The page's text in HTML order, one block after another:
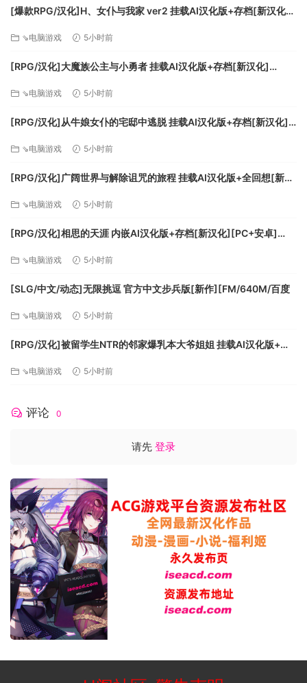
[爆款RPG/汉化]H、女仆与我家 ver2 挂载AI汉化版+存档[新汉化]
⇘电脑游戏 5小时前
[RPG/汉化]大魔族公主与小勇者 挂载AI汉化版+存档[新汉化]
⇘电脑游戏 5小时前
[RPG/汉化]从牛娘女仆的宅邸中逃脱 挂载AI汉化版+存档[新汉化]
⇘电脑游戏 5小时前
[RPG/汉化]广阔世界与解除诅咒的旅程 挂载AI汉化版+全回想[新汉
⇘电脑游戏 5小时前
[RPG/汉化]相思的天涯 内嵌AI汉化版+存档[新汉化][PC+安卓]
⇘电脑游戏 5小时前
[SLG/中文/动态]无限挑逗 官方中文步兵版[新作][FM/640M/百度
⇘电脑游戏 5小时前
[RPG/汉化]被留学生NTR的邻家爆乳本大爷姐姐 挂载AI汉化版+存
⇘电脑游戏 5小时前
评论 0
请先 登录